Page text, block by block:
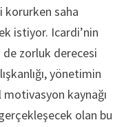
korurken saha
istiyor. Icardi’nin
zorluk derecesi
yönetimin
kaynağı
olan bu